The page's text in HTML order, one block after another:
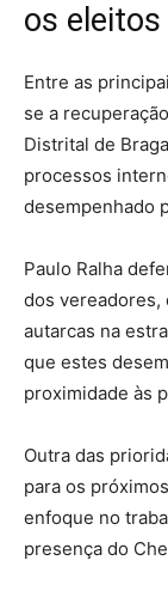
os
Entre as
se a
Distrital de
processos
desempenhado
Paulo Ralha
dos vereadores,
autarcas na
que estes
proximidade às
Outra das
para os
enfoque no
presença do